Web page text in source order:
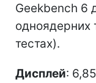
Geekbench 6
одноядерних
тестах).
Дисплей: